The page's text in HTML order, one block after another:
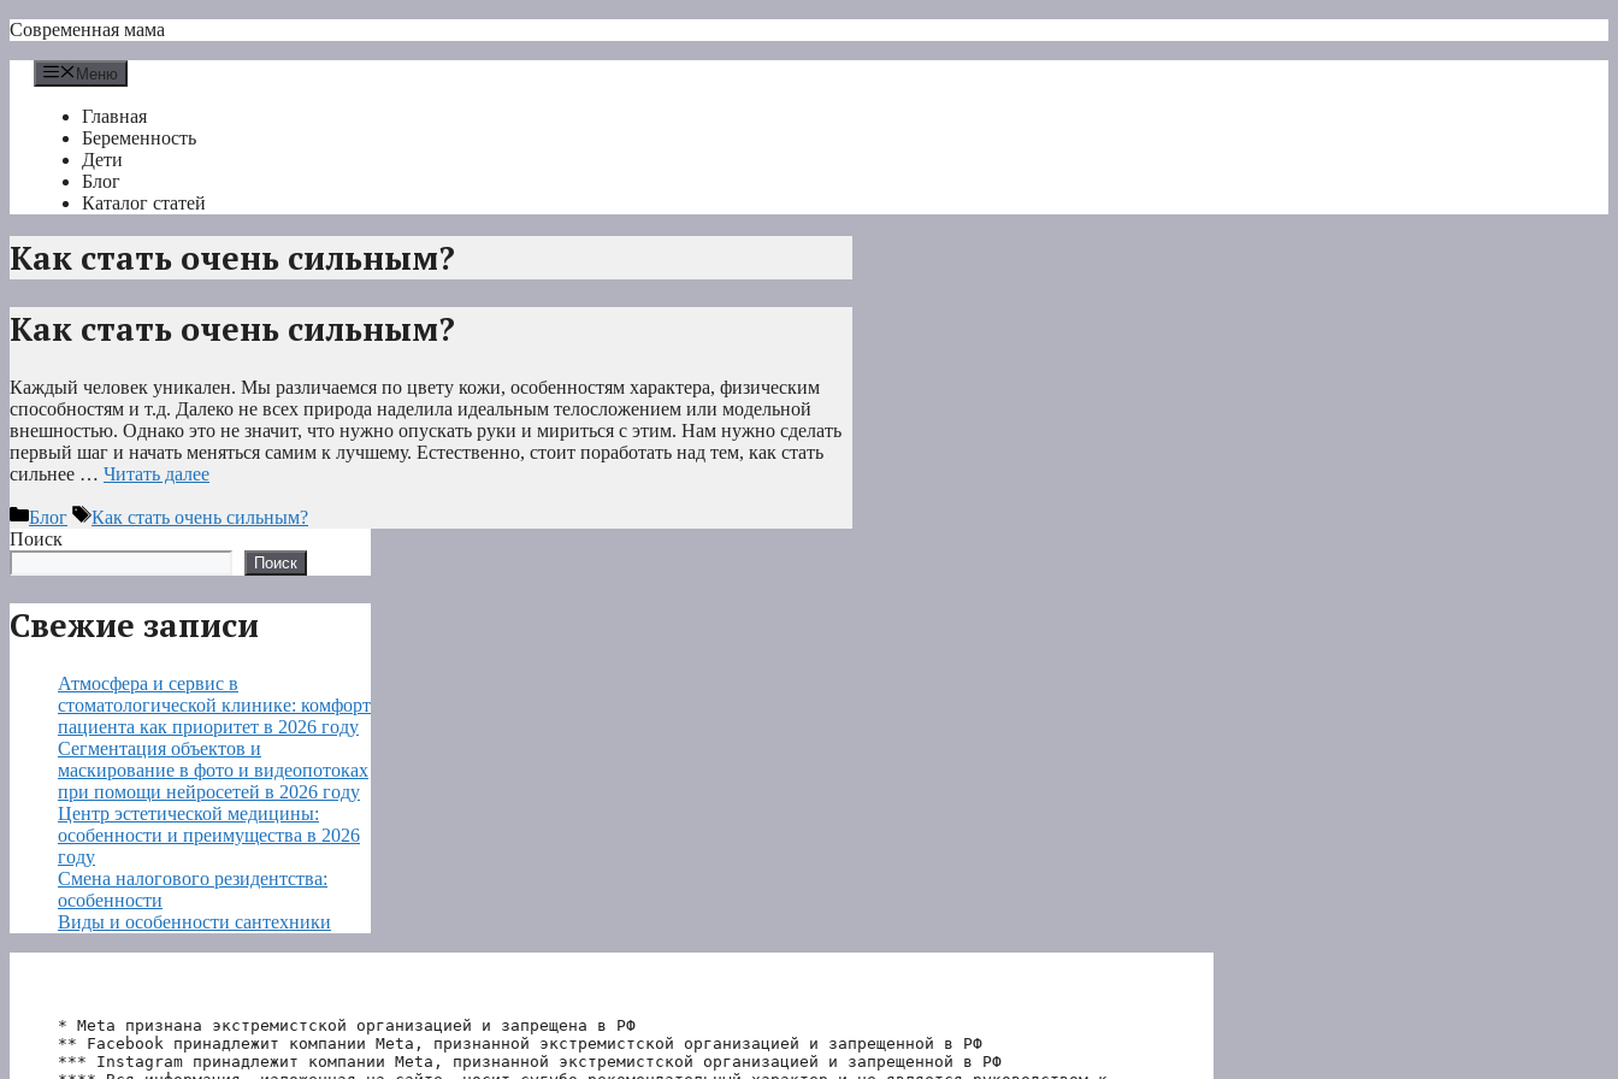
Перейти
содержимому
Современная мама
Меню
Главная
Беременность
Дети
Блог
Каталог статей
Как стать очень сильным?
Как стать очень сильным?
Каждый человек уникален. Мы различаемся по цвету кожи, особенностям характера, физическим
способностям и т.д. Далеко не всех природа наделила идеальным телосложением или модельной
внешностью. Однако это не значит, что нужно опускать руки и мириться с этим. Нам нужно сделать
первый шаг и начать меняться самим к лучшему. Естественно, стоит поработать над тем, как стать
сильнее … Читать далее
Рубрики
Блог Метки
Как стать очень сильным?
Поиск
Поиск
Свежие записи
Атмосфера и сервис в
стоматологической клинике: комфорт
пациента как приоритет в 2026 году
Сегментация объектов и
маскирование в фото и видеопотоках
при помощи нейросетей в 2026 году
Центр эстетической медицины:
особенности и преимущества в 2026
году
Смена налогового резидентства:
особенности
Виды и особенности сантехники
* Meta признана экстремистской организацией и запрещена в РФ
** Facebook принадлежит компании Meta, признанной экстремистской организацией и запрещенной в РФ
*** Instagram принадлежит компании Meta, признанной экстремистской организацией и запрещенной в РФ